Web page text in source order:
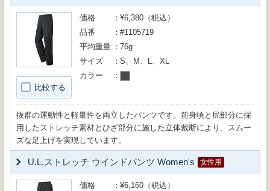
比較する
価格
¥6,380（税込）
品番
#1105719
平均重量
76g
サイズ
S、M、L、XL
カラー
抜群の運動性と軽量性を両立したパンツです。前身頃と尻部分に採
用したストレッチ素材とひざ部分に施した立体裁断により、スムー
ズな足上げを実現しています。
U.L.ストレッチ ウインドパンツ Women's 女性用
価格
¥6,160（税込）